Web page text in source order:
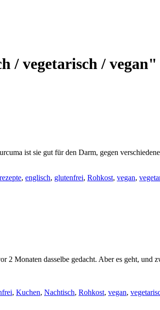
/ vegetarisch / vegan"
ist sie gut für den Darm, gegen
, englisch, glutenfrei, Rohkost, vegan,
Monaten dasselbe gedacht. Aber es geht, und
, Kuchen, Nachtisch, Rohkost, vegan,